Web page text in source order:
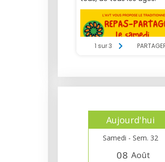
Aujourd'hui
Samedi - Sem. 32
08 Août